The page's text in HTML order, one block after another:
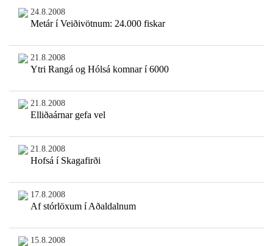
24.8.2008
Metár í Veiðivötnum: 24.000 fiskar
21.8.2008
Ytri Rangá og Hólsá komnar í 6000
21.8.2008
Elliðaárnar gefa vel
21.8.2008
Hofsá í Skagafirði
17.8.2008
Af stórlöxum í Aðaldalnum
15.8.2008